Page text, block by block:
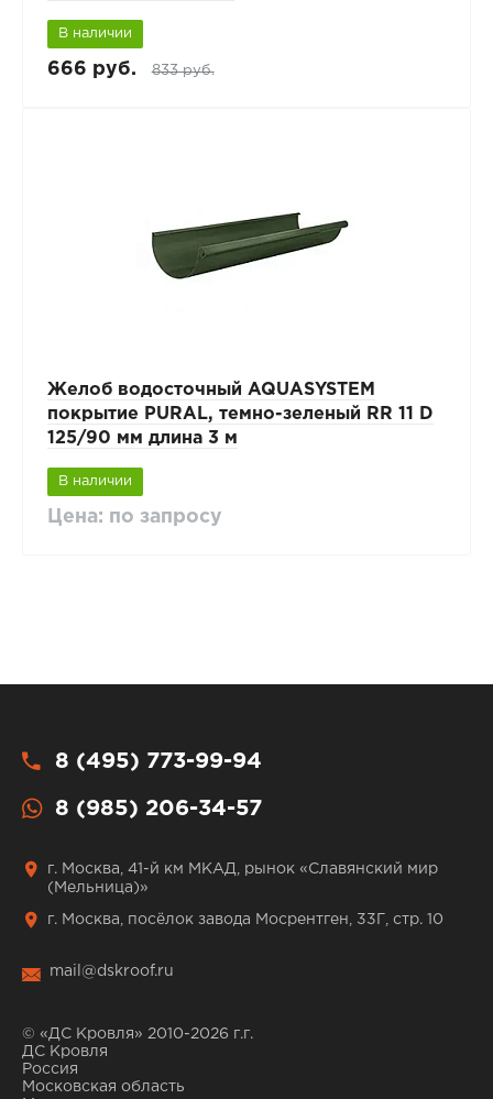
В наличии
666 руб. 833 руб.
Желоб водосточный AQUASYSTEM
покрытие PURAL, темно-зеленый RR 11 D
125/90 мм длина 3 м
В наличии
Цена: по запросу
8 (495) 773-99-94
8 (985) 206-34-57
г. Москва, 41-й км МКАД, рынок «Славянский мир
(Мельница)»
г. Москва, посёлок завода Мосрентген, 33Г, стр. 10
mail@dskroof.ru
© «ДС Кровля» 2010-2026 г.г.
ДС Кровля
Россия
Московская область